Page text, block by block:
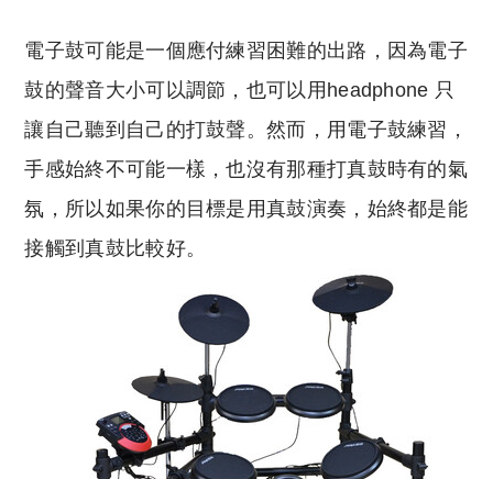
電子鼓可能是一個應付練習困難的出路，因為電子
鼓的聲音大小可以調節，也可以用 headphone 只
讓自己聽到自己的打鼓聲。然而，用電子鼓練習，
手感始終不可能一樣，也沒有那種打真鼓時有的氣
氛，所以如果你的目標是用真鼓演奏，始終都是能
接觸到真鼓比較好。